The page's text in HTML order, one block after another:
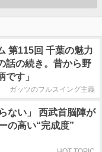
第115回 千葉の魅力
話の続き。昔から野
です」
ガッツのフルスイング主義
ない」 西武首脳陣が
の高い“完成度”